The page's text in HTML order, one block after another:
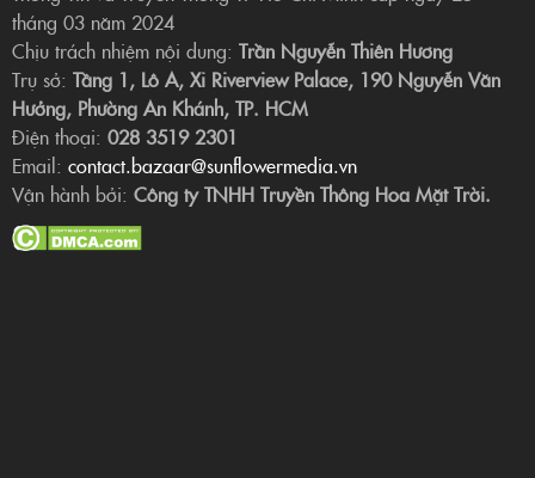
tháng 03 năm 2024
Chịu trách nhiệm nội dung: Trần Nguyễn Thiên Hương
Trụ sở: Tầng 1, Lô A, Xi Riverview Palace, 190 Nguyễn Văn
Hưởng, Phường An Khánh, TP. HCM
Điện thoại: 028 3519 2301
Email: contact.bazaar@sunflowermedia.vn
Vận hành bởi: Công ty TNHH Truyền Thông Hoa Mặt Trời.